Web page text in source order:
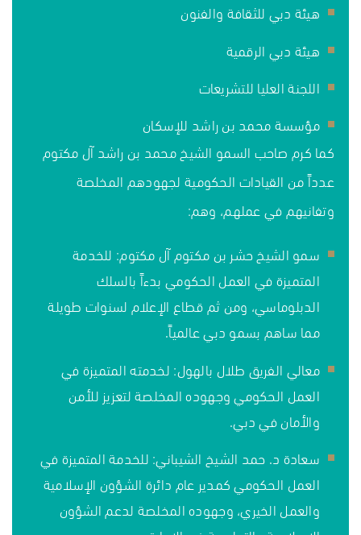
هيئة دبي للثقافة والفنون
هيئة دبي الرقمية
اللجنة العليا للتشريعات
مؤسسة محمد بن راشد للإسكان
كما كرم صاحب السمو الشيخ محمد بن راشد آل مكتوم
عدداً من القيادات الحكومية لجهودهم المخلصة
وتفانيهم في عملهم، وهم:
سمو الشيخ حشر بن مكتوم آل مكتوم: للخدمة
المتميزة في العمل الحكومي بدءاً بالسلك
الدبلوماسي، ومن ثم قطاع الإعلام لسنوات طويلة
مما ساهم بسمو دبي عالمياً.
معالي الفريق طلال بالهول: لخدمته المتميزة في
العمل الحكومي وجهوده المخلصة لتعزيز للأمن
والأمان في دبي.
سعادة د. حمد الشيخ الشيباني: للخدمة المتميزة في
العمل الحكومي كمدير عام دائرة الشؤون الإسلامية
والعمل الخيري، وجهوده المخلصة لدعم الشؤون